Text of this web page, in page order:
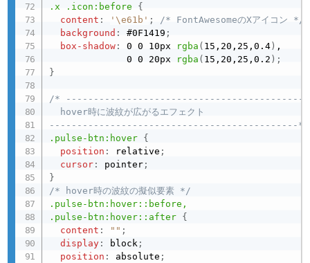
.x .icon:before
{
content : '\e61b' ;
/* FontAwesomeのXアイコン */
background : #0F1419 ;
box-shadow : 0 0 10px rgba ( 15,20,25,0.4 ) ,
              0 0 20px
rgba ( 15,20,25,0.2 ) ;
}
/*
  hover時に波紋が広がるエフェクト
---------------------------------------------*/
.pulse-btn:hover {
position : relative ;
cursor : pointer ;
}
/* hover時の波紋の擬似要素 */
.pulse-btn:hover::before,
.pulse-btn:hover::after {
content : "" ;
display : block ;
position : absolute ;